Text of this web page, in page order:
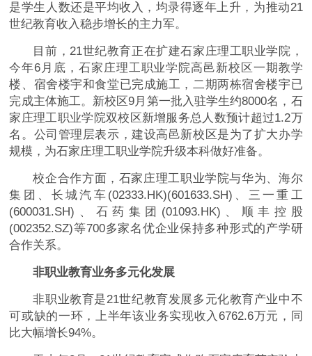
是学生人数还是平均收入，均录得逐年上升，为推动21
世纪教育收入稳步增长的主力军。
目前，21世纪教育正在扩建石家庄理工职业学院，
今年6月底，石家庄理工职业学院高邑新校区一期教学
楼、宿舍楼宇和食堂已完成施工，二期两栋宿舍楼宇已
完成主体施工。新校区9月第一批入驻学生约8000名，石
家庄理工职业学院双校区新增服务总人数预计超过1.2万
名。公司管理层表示，建设高邑新校区是为了扩大办学
规模，为石家庄理工职业学院升级本科做好准备。
校企合作方面，石家庄理工职业学院与华为、海尔
集团、长城汽车(02333.HK)(601633.SH)、三一重工
(600031.SH)、石药集团(01093.HK)、顺丰控股
(002352.SZ)等700多家名优企业保持多种形式的产学研
合作关系。
非职业教育业务多元化发展
非职业教育是21世纪教育发展多元化教育产业中不
可或缺的一环，上半年该业务实现收入6762.6万元，同
比大幅增长94%。